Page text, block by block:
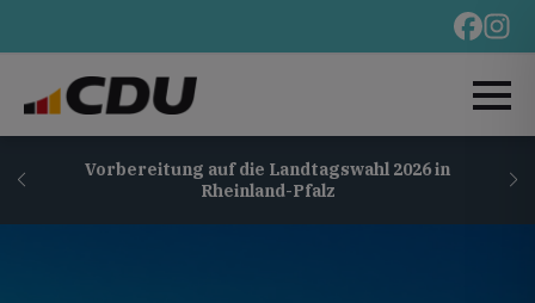
Vorbereitung auf die Landtagswahl 2026 in
Rheinland-Pfalz